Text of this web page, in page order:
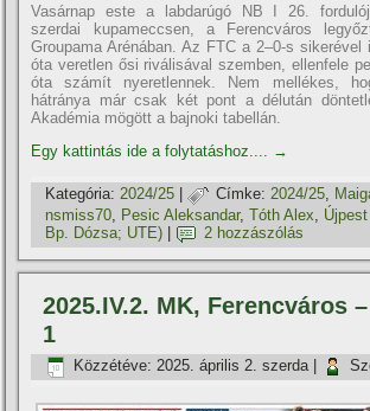
Vasárnap este a labdarúgó NB I 26.
szerdai kupameccsen, a Ferencváros
Groupama Arénában. Az FTC a 2–0-s sikerével
óta veretlen ősi riválisával szemben, ellenfele
óta számít nyeretlennek. Nem mellékes,
hátránya már csak két pont a délután
Akadémia mögött a bajnoki tabellán.
Egy kattintás ide a folytatáshoz....
→
Kategória: 2024/25 | Címke: 2024/25,
nsmiss70
Pesic Aleksandar,Tóth Alex
Bp. Dózsa; UTE)
2 hozzászólás
2025.IV.2. MK, Ferencváros
1
Közzétéve: 2025. április 2. szerda|